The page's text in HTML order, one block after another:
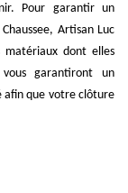
Pour garantir un
Artisan Luc
matériaux dont elles
vous garantiront un
afin que votre clôture